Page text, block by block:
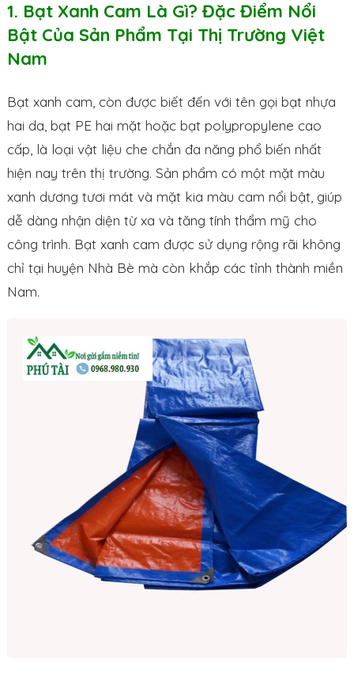
1. Bạt Xanh Cam Là Gì? Đặc Điểm Nổi
Bật Của Sản Phẩm Tại Thị Trường Việt
Nam
Bạt xanh cam, còn được biết đến với tên gọi bạt nhựa
hai da, bạt PE hai mặt hoặc bạt polypropylene cao
cấp, là loại vật liệu che chắn đa năng phổ biến nhất
hiện nay trên thị trường. Sản phẩm có một mặt màu
xanh dương tươi mát và mặt kia màu cam nổi bật, giúp
dễ dàng nhận diện từ xa và tăng tính thẩm mỹ cho
công trình. Bạt xanh cam được sử dụng rộng rãi không
chỉ tại huyện Nhà Bè mà còn khắp các tỉnh thành miền
Nam.